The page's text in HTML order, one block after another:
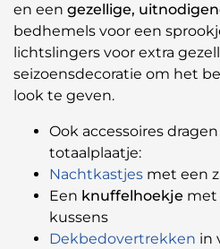
en een gezellige,
bedhemels voor een
lichtslingers voor extra
seizoensdecoratie om het
look te geven.
Ook accessoires
totaalplaatje:
Nachtkastjes met een
Een knuffelhoekje met
kussens
Dekbedovertrekken in